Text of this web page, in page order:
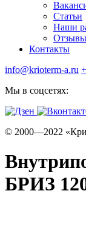
Статьи
Наши
Отзывы
Контакты
info@krioterm-a.ru
Мы в соцсетях:
© 2000—2022
БРИЗ